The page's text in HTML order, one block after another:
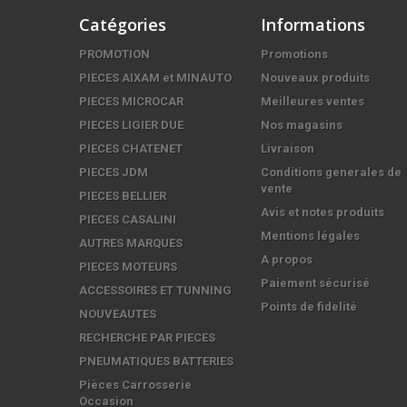
Catégories
PROMOTION
PIECES AIXAM et MINAUTO
PIECES MICROCAR
PIECES LIGIER DUE
PIECES CHATENET
PIECES JDM
PIECES BELLIER
PIECES CASALINI
AUTRES MARQUES
PIECES MOTEURS
ACCESSOIRES ET TUNNING
NOUVEAUTES
RECHERCHE PAR PIECES
PNEUMATIQUES BATTERIES
Pièces Carrosserie
Occasion
Informations
Promotions
Nouveaux produits
Meilleures ventes
Nos magasins
Livraison
Conditions generales de
vente
Avis et notes produits
Mentions légales
A propos
Paiement sécurisé
Points de fidelité